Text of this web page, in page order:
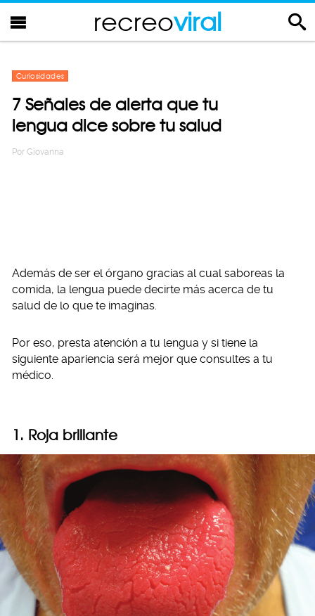
recreoviral
Curiosidades
7 Señales de alerta que tu
lengua dice sobre tu salud
Por Giovanna
Además de ser el órgano gracias al cual saboreas la
comida, la lengua puede decirte más acerca de tu
salud de lo que te imaginas.
Por eso, presta atención a tu lengua y si tiene la
siguiente apariencia será mejor que consultes a tu
médico.
1. Roja brillante